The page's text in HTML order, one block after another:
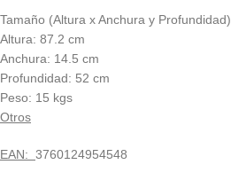
Tamaño (Altura x Anchura y Profundidad)
Altura: 87.2 cm
Anchura: 14.5 cm
Profundidad: 52 cm
Peso: 15 kgs
Otros
EAN: 3760124954548